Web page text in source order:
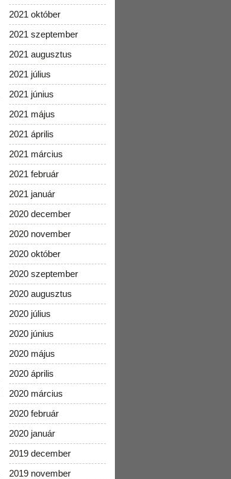
2021 október
2021 szeptember
2021 augusztus
2021 július
2021 június
2021 május
2021 április
2021 március
2021 február
2021 január
2020 december
2020 november
2020 október
2020 szeptember
2020 augusztus
2020 július
2020 június
2020 május
2020 április
2020 március
2020 február
2020 január
2019 december
2019 november